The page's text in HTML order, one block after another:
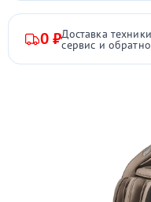
0 ₽Доставка
сервис и обратно